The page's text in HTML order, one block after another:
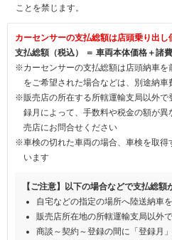
ことを禁じます。
カーセンサーの支払総額は店頭乗り出し
支払総額（税込） ＝ 車両本体価格＋諸
※カーセンサーの支払総額は店頭納車を
をご希望された場合などは、別途納車
※販売店の所在する所轄運輸支局以外で
録月によって、手数料や税金の額が
売店にお問合せください
※車検の切れた車両の場合、車検を取得
います
【ご注意】以下の場合などで支払総額
自宅などの指定の場所へ陸送納車
販売店所在地の所轄運輸支局以外
商談～契約～登録の間に「登録月